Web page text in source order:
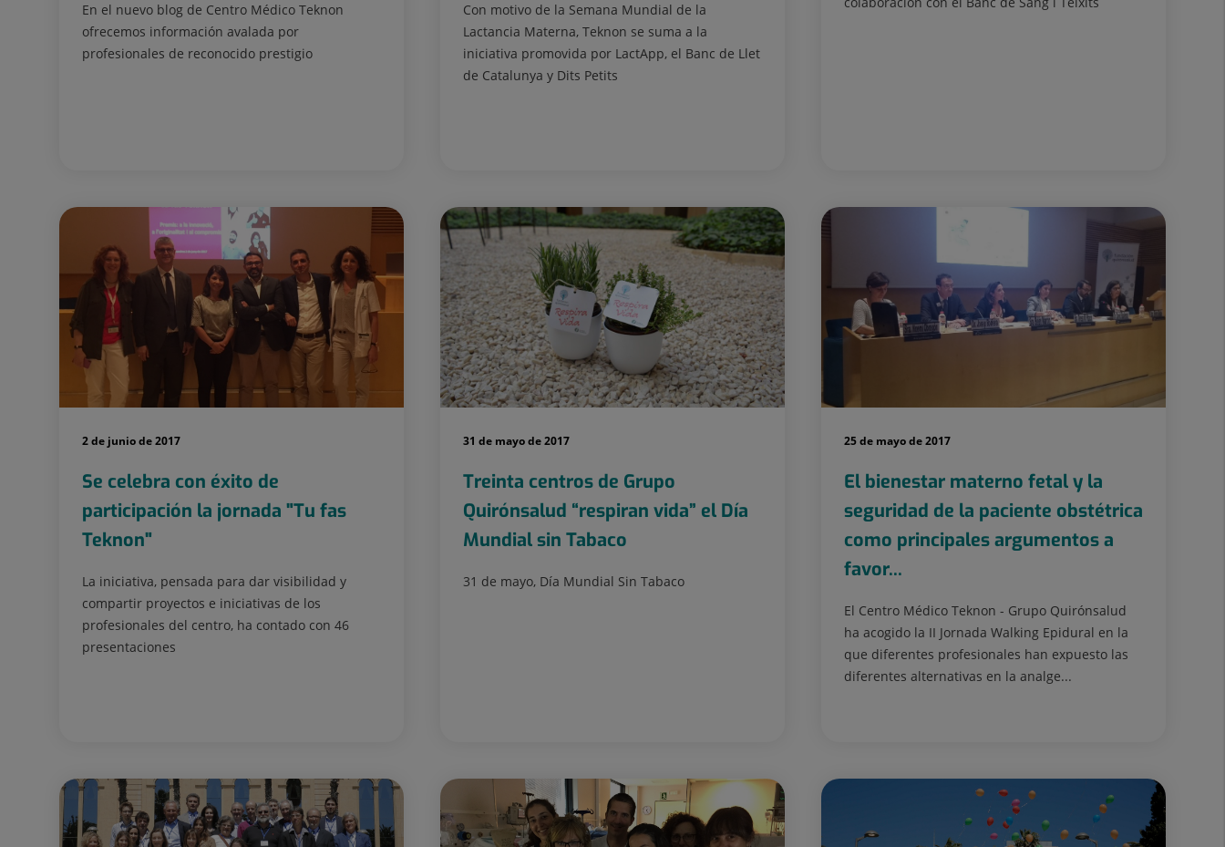
En el nuevo blog de Centro Médico Teknon
ofrecemos información avalada por
profesionales de reconocido prestigio
Con motivo de la Semana Mundial de la
Lactancia Materna, Teknon se suma a la
iniciativa promovida por LactApp, el Banc de Llet
de Catalunya y Dits Petits
2 de junio de 2017
Se celebra con éxito de
participación la jornada "Tu fas
Teknon"
La iniciativa, pensada para dar visibilidad y
compartir proyectos e iniciativas de los
profesionales del centro, ha contado con 46
presentaciones
31 de mayo de 2017
Treinta centros de Grupo
Quirónsalud “respiran vida” el Día
Mundial sin Tabaco
31 de mayo, Día Mundial Sin Tabaco
25 de mayo de 2017
El bienestar materno fetal y la
seguridad de la paciente obstétrica
como principales argumentos a
favor...
El Centro Médico Teknon - Grupo Quirónsalud
ha acogido la II Jornada Walking Epidural en la
que diferentes profesionales han expuesto las
diferentes alternativas en la analge...